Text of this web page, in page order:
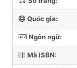
Quốc gia:
Ngôn ngữ:
Mã ISBN: